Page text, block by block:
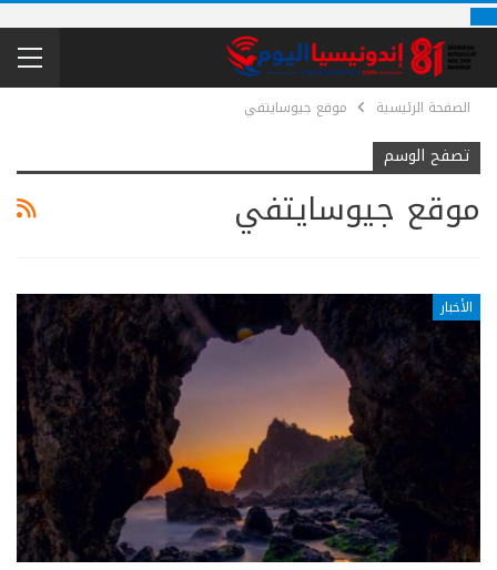
الصفحة الرئيسية موقع جيوسايتفي
تصفح الوسم
موقع جيوسايتفي
الأخبار